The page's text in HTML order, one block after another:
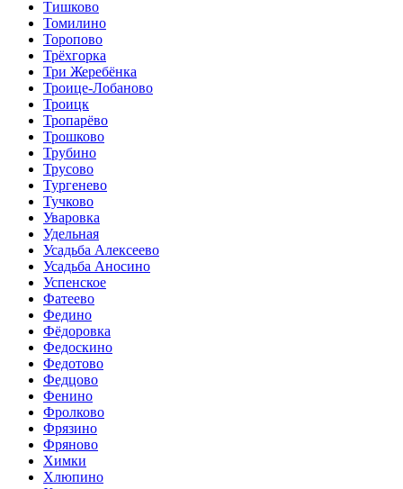
Тишково
Томилино
Торопово
Трёхгорка
Три Жеребёнка
Троице-Лобаново
Троицк
Тропарёво
Трошково
Трубино
Трусово
Тургенево
Тучково
Уваровка
Удельная
Усадьба Алексеево
Усадьба Аносино
Успенское
Фатеево
Федино
Фёдоровка
Федоскино
Федотово
Федцово
Фенино
Фролково
Фрязино
Фряново
Химки
Хлюпино